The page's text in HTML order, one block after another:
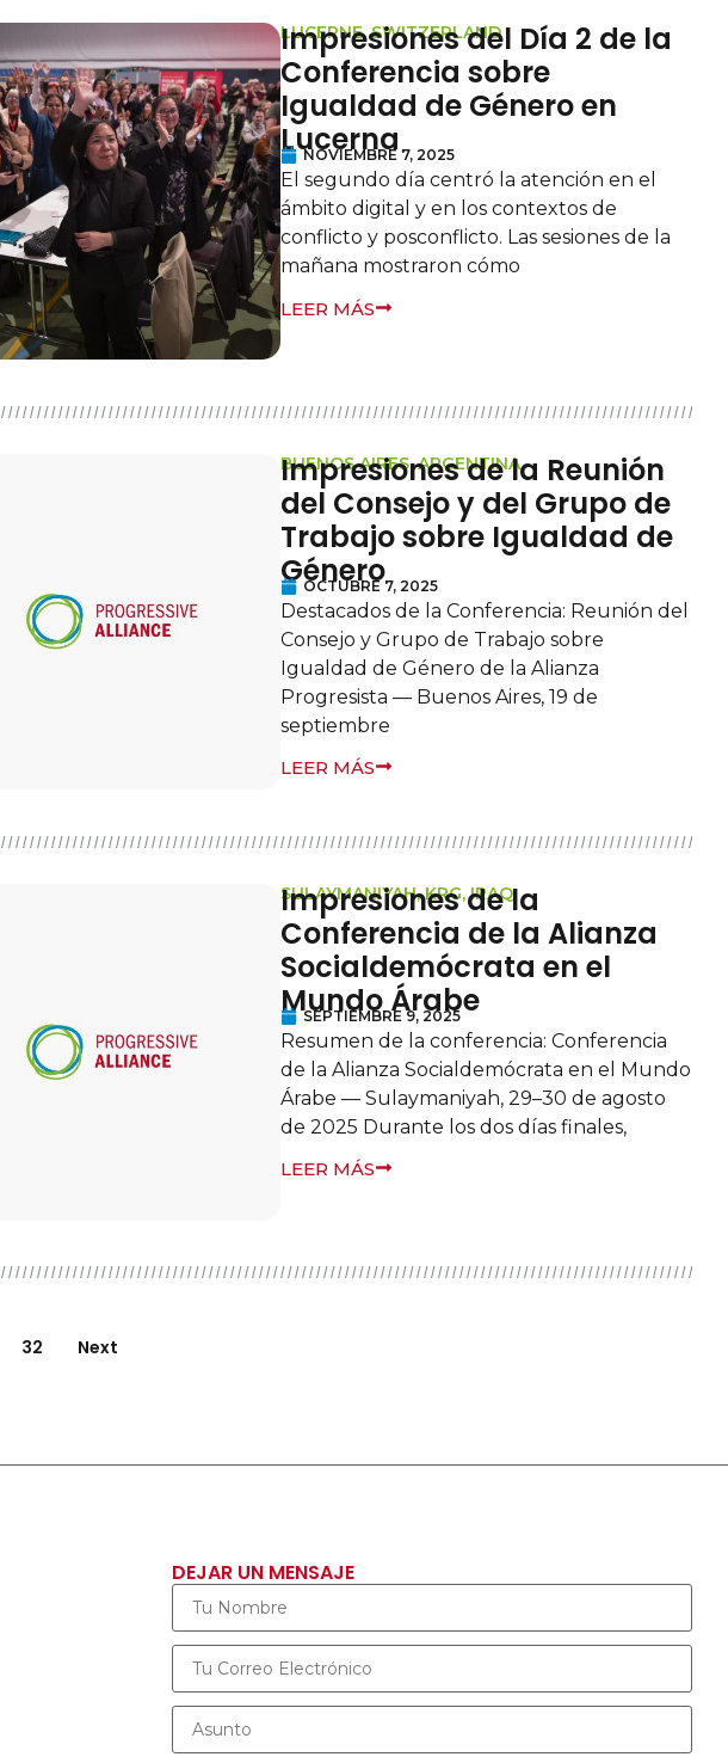
LUCERNE, SWITZERLAND
Impresiones del Día 2 de la
Conferencia sobre
Igualdad de Género en
Lucerna
NOVIEMBRE 7, 2025
El segundo día centró la atención en el
ámbito digital y en los contextos de
conflicto y posconflicto. Las sesiones de la
mañana mostraron cómo
LEER MÁS
BUENOS AIRES, ARGENTINA
Impresiones de la Reunión
del Consejo y del Grupo de
Trabajo sobre Igualdad de
Género
OCTUBRE 7, 2025
Destacados de la Conferencia: Reunión del
Consejo y Grupo de Trabajo sobre
Igualdad de Género de la Alianza
Progresista — Buenos Aires, 19 de
septiembre
LEER MÁS
SULAYMANIYAH, KRG, IRAQ
Impresiones de la
Conferencia de la Alianza
Socialdemócrata en el
Mundo Árabe
SEPTIEMBRE 9, 2025
Resumen de la conferencia: Conferencia
de la Alianza Socialdemócrata en el Mundo
Árabe — Sulaymaniyah, 29–30 de agosto
de 2025 Durante los dos días finales,
LEER MÁS
32 Next
DEJAR UN MENSAJE